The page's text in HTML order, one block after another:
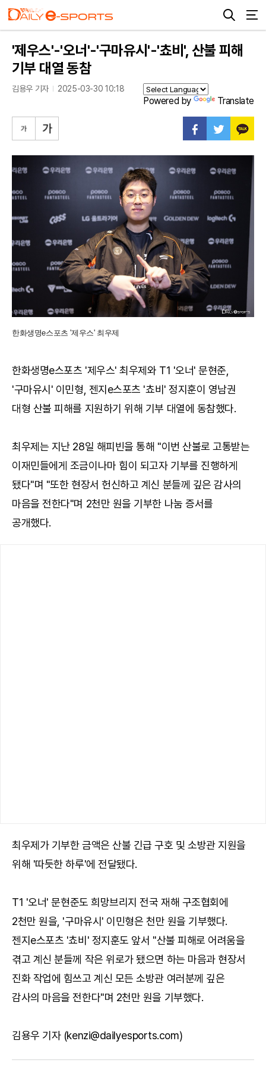
'제우스'-'오너'-'구마유시'-'쵸비', 산불 피해
기부 대열 동참
김용우 기자 2025-03-30 10:18
Powered by Translate
한화생명e스포츠 '제우스' 최우제
한화생명e스포츠 '제우스' 최우제와 T1 '오너' 문현준,
'구마유시' 이민형, 젠지e스포츠 '쵸비' 정지훈이 영남권
대형 산불 피해를 지원하기 위해 기부 대열에 동참했다.
최우제는 지난 28일 해피빈을 통해 "이번 산불로 고통받는
이재민들에게 조금이나마 힘이 되고자 기부를 진행하게
됐다"며 "또한 현장서 헌신하고 계신 분들께 깊은 감사의
마음을 전한다"며 2천만 원을 기부한 나눔 증서를
공개했다.
최우제가 기부한 금액은 산불 긴급 구호 및 소방관 지원을
위해 '따듯한 하루'에 전달됐다.
T1 '오너' 문현준도 희망브리지 전국 재해 구조협회에
2천만 원을, '구마유시' 이민형은 천만 원을 기부했다.
젠지e스포츠 '쵸비' 정지훈도 앞서 "산불 피해로 어려움을
겪고 계신 분들께 작은 위로가 됐으면 하는 마음과 현장서
진화 작업에 힘쓰고 계신 모든 소방관 여러분께 깊은
감사의 마음을 전한다"며 2천만 원을 기부했다.
김용우 기자 (kenzi@dailyesports.com)